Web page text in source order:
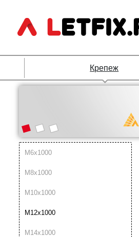
Крепеж
М6х1000
М8х1000
М10х1000
М12х1000
М14х1000